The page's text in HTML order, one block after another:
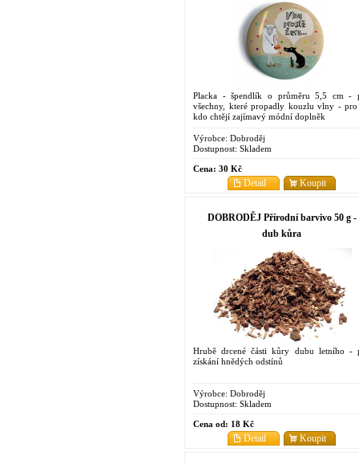
Placka - špendlík o průměru 5,5 cm -
všechny, které propadly kouzlu vlny -
kdo chtějí zajímavý módní doplněk
Výrobce: Dobroděj
Dostupnost: Skladem
Cena: 30 Kč
Koupit
Detail
DOBRODĚJ Přírodní barvivo 50 g -
dub kůra
Hrubě drcené části kůry dubu letního -
získání hnědých odstínů
Výrobce: Dobroděj
Dostupnost: Skladem
Cena od: 18 Kč
Koupit
Detail